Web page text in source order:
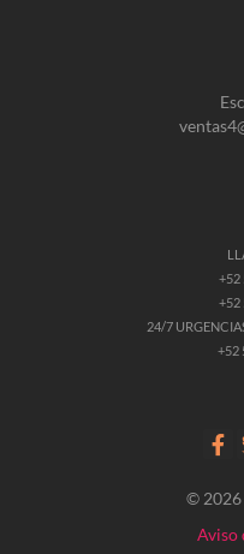
+52
+52
24/7
+52
© 2026
Aviso